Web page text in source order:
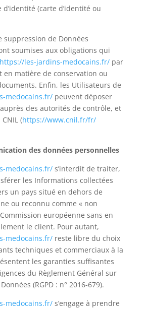
d’identité (carte d’identité ou
suppression de Données
soumises aux obligations qui
https://les-jardins-medocains.fr/par
en matière de conservation ou
Enfin, les Utilisateurs de
medocains.fr/peuvent déposer
des autorités de contrôle, et
(https://www.cnil.fr/fr/
des données personnelles
medocains.fr/s’interdit de traiter,
les Informations collectées
un pays situé en dehors de
ou reconnu comme « non
européenne sans en
le client. Pour autant,
medocains.fr/ reste libre du choix
techniques et commerciaux à la
les garanties suffisantes
du Règlement Général sur
(RGPD: n° 2016-679).
medocains.fr/s’engage à prendre